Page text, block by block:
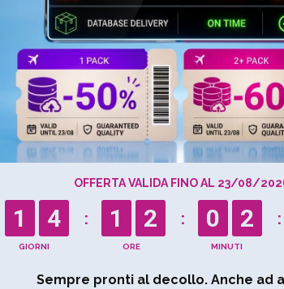
OFFERTA VALIDA FINO AL 23/08/
1 4 1 2 0 2
Sempre pronti al decollo. Anche ad
e Compagnie Aeree
in Florida, Stati Uniti d’America offre
, compagnie aeree e trasporto aereo.
logistica o soluzioni tecnologiche.
area geografica, il nostro database
aggiornati, conformi al GDPRe